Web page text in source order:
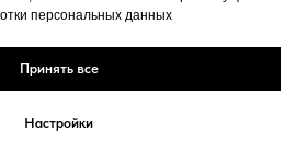
персональных данных
Принять все
Настройки